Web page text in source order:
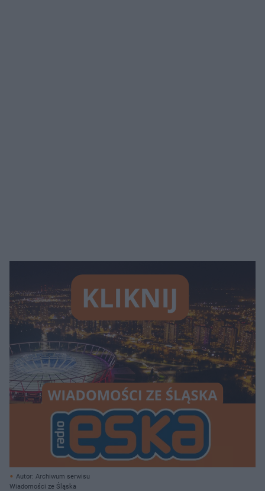
Autor: Archiwum serwisu
Wiadomości ze Śląska